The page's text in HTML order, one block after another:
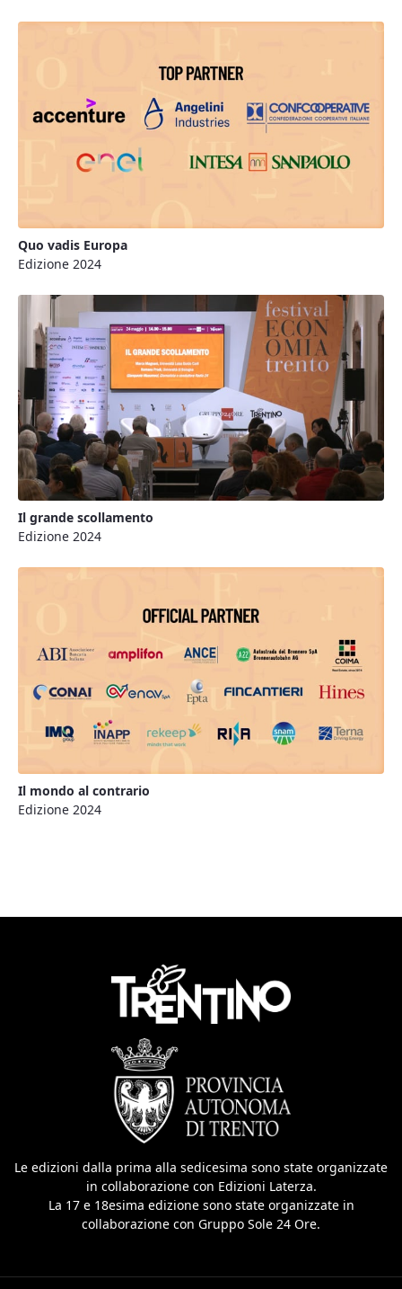
Quo vadis Europa
Edizione 2024
Il grande scollamento
Edizione 2024
Il mondo al contrario
Edizione 2024
Le edizioni dalla prima alla sedicesima sono state organizzate
in collaborazione con Edizioni Laterza.
La 17 e 18esima edizione sono state organizzate in
collaborazione con Gruppo Sole 24 Ore.